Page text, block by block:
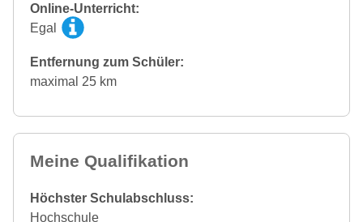
Online-Unterricht:
Egal
Entfernung zum Schüler:
maximal 25 km
Meine Qualifikation
Höchster Schulabschluss:
Hochschule